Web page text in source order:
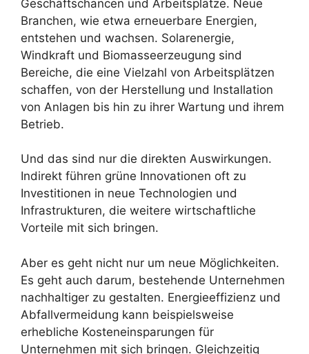
Geschäftschancen und Arbeitsplätze. Neue
Branchen, wie etwa erneuerbare Energien,
entstehen und wachsen. Solarenergie,
Windkraft und Biomasseerzeugung sind
Bereiche, die eine Vielzahl von Arbeitsplätzen
schaffen, von der Herstellung und Installation
von Anlagen bis hin zu ihrer Wartung und ihrem
Betrieb.
Und das sind nur die direkten Auswirkungen.
Indirekt führen grüne Innovationen oft zu
Investitionen in neue Technologien und
Infrastrukturen, die weitere wirtschaftliche
Vorteile mit sich bringen.
Aber es geht nicht nur um neue Möglichkeiten.
Es geht auch darum, bestehende Unternehmen
nachhaltiger zu gestalten. Energieeffizienz und
Abfallvermeidung kann beispielsweise
erhebliche Kosteneinsparungen für
Unternehmen mit sich bringen. Gleichzeitig